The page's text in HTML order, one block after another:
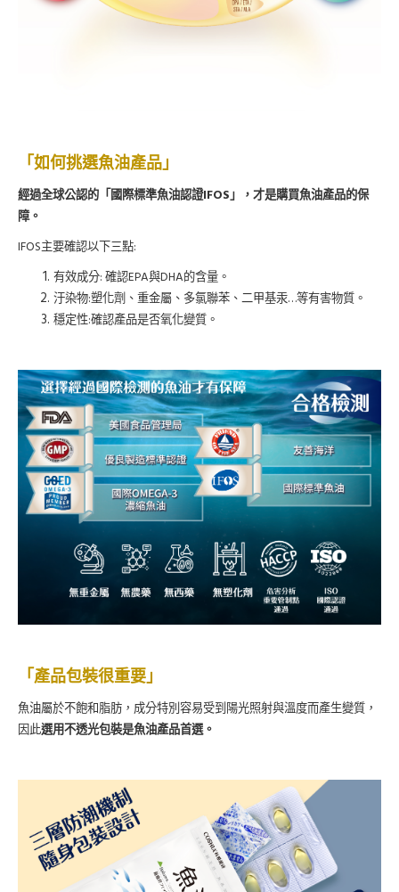
「如何挑選魚油產品」
經過全球公認的「國際標準魚油認證IFOS 」，才是購買魚油產品的保
障。
IFOS主要確認以下三點:
有效成分: 確認EPA與DHA的含量。
汙染物:塑化劑、重金屬、多氯聯苯、二甲基汞…等有害物質。
穩定性:確認產品是否氧化變質。
「產品包裝很重要」
魚油屬於不飽和脂肪，成分特別容易受到陽光照射與溫度而產生變質，
因此選用不透光包裝是魚油產品首選。